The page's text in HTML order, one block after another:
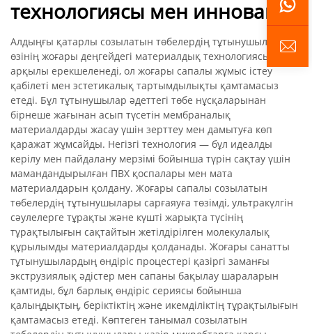
технологиясы мен инновация
Алдыңғы қатарлы созылатын төбелердің тұтынушылары
өзінің жоғары деңгейдегі материалдық технологиясы
арқылы ерекшеленеді, ол жоғары сапалы жұмыс істеу
қабілеті мен эстетикалық тартымдылықты қамтамасыз
етеді. Бұл тұтынушылар әдеттегі төбе нұсқаларынан
бірнеше жағынан асып түсетін мембраналық
материалдарды жасау үшін зерттеу мен дамытуға көп
қаражат жұмсайды. Негізгі технология — бұл идеалды
керілу мен пайдалану мерзімі бойынша түрін сақтау үшін
мамандандырылған ПВХ қоспалары мен мата
материалдарын қолдану. Жоғары сапалы созылатын
төбелердің тұтынушылары сарғаяуға төзімді, ультракүлгін
сәулелерге тұрақты және күшті жарықта түсінің
тұрақтылығын сақтайтын жетілдірілген молекулалық
құрылымды материалдарды қолданады. Жоғары санатты
тұтынушылардың өндіріс процестері қазіргі заманғы
экструзиялық әдістер мен сапаны бақылау шараларын
қамтиды, бұл барлық өндіріс сериясы бойынша
қалыңдықтың, беріктіктің және икемділіктің тұрақтылығын
қамтамасыз етеді. Көптеген танымал созылатын